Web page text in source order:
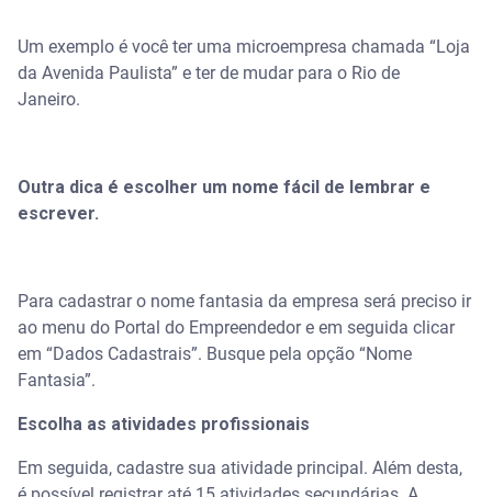
Um exemplo é você ter uma microempresa chamada “Loja
da Avenida Paulista” e ter de mudar para o Rio de
Janeiro.
Outra dica é escolher um nome fácil de lembrar e
escrever.
Para cadastrar o nome fantasia da empresa será preciso ir
ao menu do Portal do Empreendedor e em seguida clicar
em “Dados Cadastrais”. Busque pela opção “Nome
Fantasia”.
Escolha as atividades profissionais
Em seguida, cadastre sua atividade principal. Além desta,